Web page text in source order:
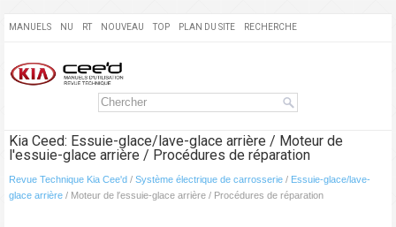
MANUELS NU RT NOUVEAU TOP PLAN DU SITE RECHERCHE
Kia Ceed: Essuie-glace/lave-glace arrière / Moteur de
l′essuie-glace arrière / Procédures de réparation
Revue Technique Kia Cee'd / Système électrique de carrosserie / Essuie-glace/lave-
glace arrière / Moteur de l′essuie-glace arrière / Procédures de réparation